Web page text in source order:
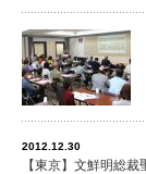
2012.12.30
【東京】文鮮明総